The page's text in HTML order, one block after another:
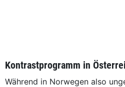
Kontrastprogramm in
Während in Norwegen also